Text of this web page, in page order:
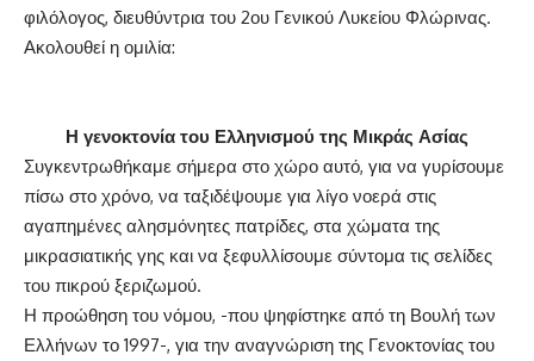
φιλόλογος, διευθύντρια του 2ου Γενικού Λυκείου Φλώρινας.
Ακολουθεί η ομιλία:
Η γενοκτονία του Ελληνισμού της Μικράς Ασίας
Συγκεντρωθήκαμε σήμερα στο χώρο αυτό, για να γυρίσουμε
πίσω στο χρόνο, να ταξιδέψουμε για λίγο νοερά στις
αγαπημένες αλησμόνητες πατρίδες, στα χώματα της
μικρασιατικής γης και να ξεφυλλίσουμε σύντομα τις σελίδες
του πικρού ξεριζωμού.
Η προώθηση του νόμου, -που ψηφίστηκε από τη Βουλή των
Ελλήνων το 1997-, για την αναγνώριση της Γενοκτονίας του